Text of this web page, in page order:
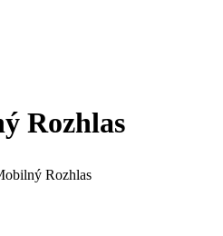
Rozhlas
Rozhlas